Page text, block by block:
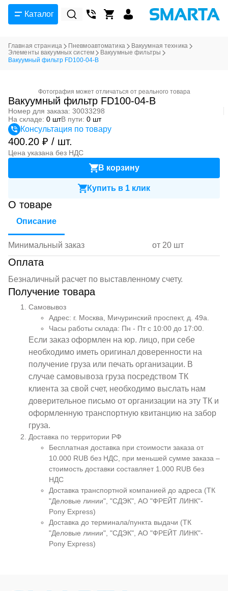
Каталог
Главная страница Пневмоавтоматика
Вакуумная техника
Элементы вакуумных систем
Вакуумные фильтры
Вакуумный фильтр FD100-04-B
Фотография может отличаться от реального товара
Вакуумный фильтр FD100-04-B
Номер для заказа: 30033298
На складе: 0 штВ пути: 0 шт
Консультация по товару
400.20 ₽ / шт.
Цена указана без НДС
В корзину
Купить в 1 клик
О товаре
Описание
Минимальный заказ от 20 шт
Оплата
Безналичный расчет по выставленному счету.
Получение товара
Самовывоз
Адрес: г. Москва, Мичуринский проспект, д. 49а.
Часы работы склада: Пн - Пт с 10:00 до 17:00.
Если заказ оформлен на юр. лицо, при себе
необходимо иметь оригинал доверенности на
получение груза или печать организации. В
случае самовывоза груза посредством ТК
клиента за свой счет, необходимо выслать нам
доверительное письмо от организации на эту ТК и
оформленную транспортную квитанцию на забор
груза.
Доставка по территории РФ
Бесплатная доставка при стоимости заказа от
10.000 RUB без НДС, при меньшей сумме заказа –
стоимость доставки составляет 1.000 RUB без
НДС
Доставка транспортной компанией до адреса (ТК
"Деловые линии", "СДЭК", АО "ФРЕЙТ ЛИНК"-
Pony Express)
Доставка до терминала/пункта выдачи (ТК
"Деловые линии", "СДЭК", АО "ФРЕЙТ ЛИНК"-
Pony Express)